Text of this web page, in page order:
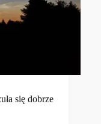
się dobrze